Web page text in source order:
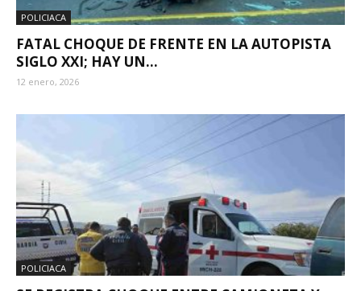
POLICIACA
FATAL CHOQUE DE FRENTE EN LA AUTOPISTA
SIGLO XXI; HAY UN...
12 enero, 2026
POLICIACA